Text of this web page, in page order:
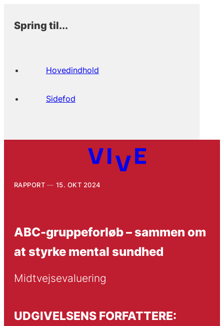
Spring til...
Hovedindhold
Sidefod
RAPPORT 15. OKT 2024
ABC-gruppeforløb – sammen om
at styrke mental sundhed
Midtvejsevaluering
UDGIVELSENS FORFATTERE: